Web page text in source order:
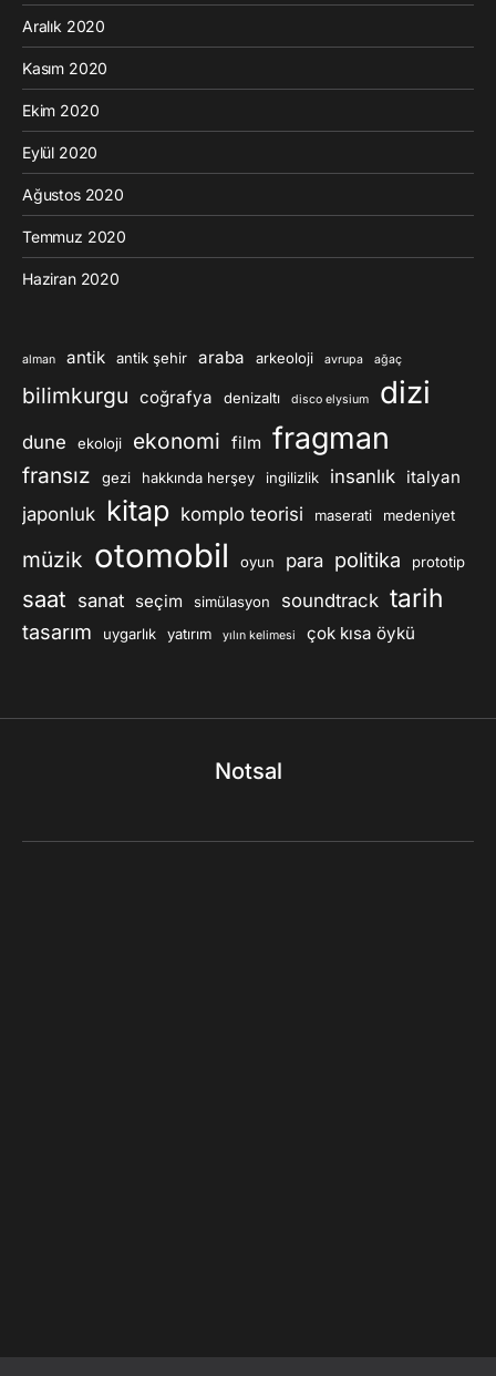
Aralık 2020
Kasım 2020
Ekim 2020
Eylül 2020
Ağustos 2020
Temmuz 2020
Haziran 2020
alman antik antik şehir araba arkeoloji avrupa ağaç
bilimkurgu coğrafya denizaltı disco elysium dizi
dune ekoloji ekonomi film fragman
fransız gezi hakkında herşey ingilizlik insanlık italyan
japonluk kitap komplo teorisi maserati medeniyet
müzik otomobil oyun para politika prototip
saat sanat seçim simülasyon soundtrack tarih
tasarım uygarlık yatırım yılın kelimesi çok kısa öykü
Notsal